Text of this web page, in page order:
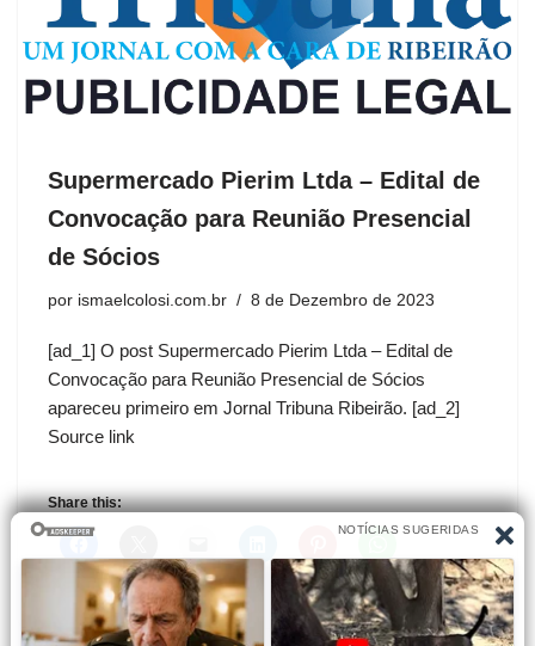
Supermercado Pierim Ltda – Edital de
Convocação para Reunião Presencial
de Sócios
por ismaelcolosi.com.br 8 de Dezembro de 2023
[ad_1] O post Supermercado Pierim Ltda – Edital de
Convocação para Reunião Presencial de Sócios
apareceu primeiro em Jornal Tribuna Ribeirão. [ad_2]
Source link
Share this: